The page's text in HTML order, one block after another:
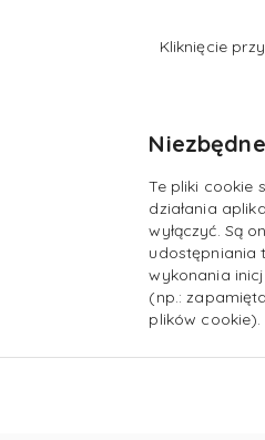
Kliknięcie
Niezbędne
Te pliki cookie
działania
wyłączyć. Są
udostępniania
wykonania
(np.:
plików cookie).